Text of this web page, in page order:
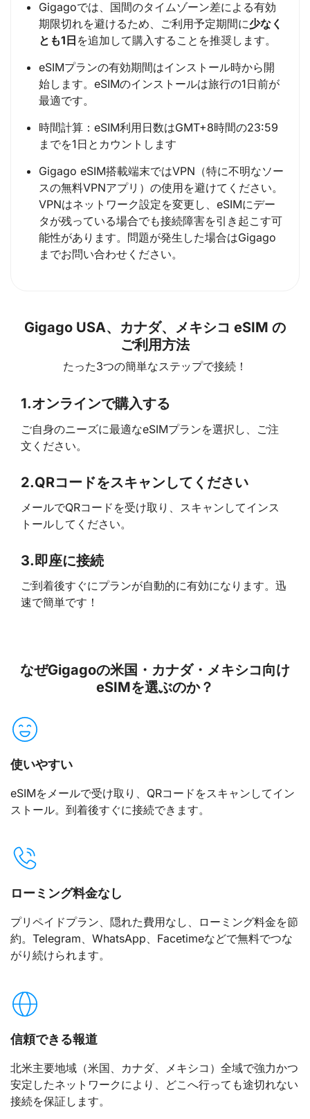
Gigagoでは、国間のタイムゾーン差による有効
期限切れを避けるため、ご利用予定期間に少なく
とも1日 を追加して購入することを推奨します。
eSIMプランの有効期間はインストール時から開
始します。eSIMのインストールは旅行の1日前が
最適です。
時間計算：eSIM利用日数はGMT+8時間の23:59
までを1日とカウントします
Gigago eSIM搭載端末ではVPN（特に不明なソー
スの無料VPNアプリ）の使用を避けてください。
VPNはネットワーク設定を変更し、eSIMにデー
タが残っている場合でも接続障害を引き起こす可
能性があります。問題が発生した場合はGigago
までお問い合わせください。
Gigago USA、カナダ、メキシコ eSIM の
ご利用方法
たった3つの簡単なステップで接続！
1.オンラインで購入する
ご自身のニーズに最適なeSIMプランを選択し、ご注
文ください。
2.QRコードをスキャンしてください
メールでQRコードを受け取り、スキャンしてインス
トールしてください。
3.即座に接続
ご到着後すぐにプランが自動的に有効になります。迅
速で簡単です！
なぜGigagoの米国・カナダ・メキシコ向け
eSIMを選ぶのか？
使いやすい
eSIMをメールで受け取り、QRコードをスキャンしてイン
ストール。到着後すぐに接続できます。
ローミング料金なし
プリペイドプラン、隠れた費用なし、ローミング料金を節
約。Telegram、WhatsApp、Facetimeなどで無料でつな
がり続けられます。
信頼できる報道
北米主要地域（米国、カナダ、メキシコ）全域で強力かつ
安定したネットワークにより、どこへ行っても途切れない
接続を保証します。